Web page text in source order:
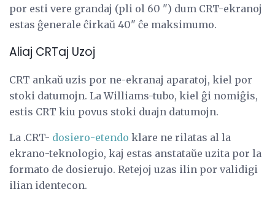
por esti vere grandaj (pli ol 60 ") dum CRT-ekranoj
estas ĝenerale ĉirkaŭ 40" ĉe maksimumo.
Aliaj CRTaj Uzoj
CRT ankaŭ uzis por ne-ekranaj aparatoj, kiel por
stoki datumojn. La Williams-tubo, kiel ĝi nomiĝis,
estis CRT kiu povus stoki duajn datumojn.
La .CRT- dosiero-etendo klare ne rilatas al la
ekrano-teknologio, kaj estas anstataŭe uzita por la
formato de dosierujo. Retejoj uzas ilin por validigi
ilian identecon.